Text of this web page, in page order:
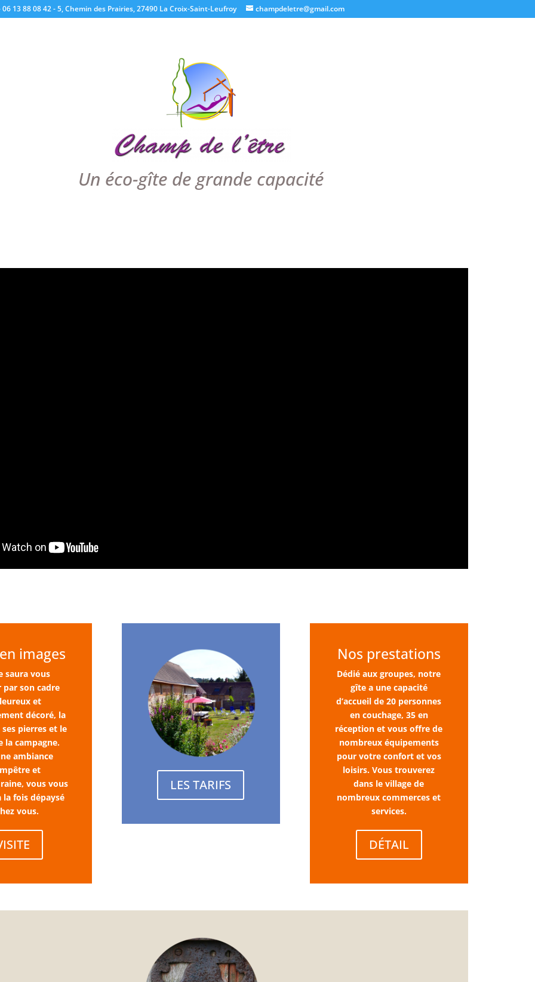
13 88 08 42 - 5, Chemin des Prairies, 27490 La Croix-Saint-Leufroy champdeletre@gmail.com
Un éco-gîte de grande capacité
images
saura vous
par son cadre
et
décoré, la
pierres et le
la campagne.
ambiance
et
vous vous
la fois dépaysé
vous.
LES TARIFS
Nos prestations
Dédié aux groupes, notre
gîte a une capacité
d’accueil de 20 personnes
en couchage, 35 en
réception et vous offre de
nombreux équipements
pour votre confort et vos
loisirs. Vous trouverez
dans le village de
nombreux commerces et
services.
DÉTAIL